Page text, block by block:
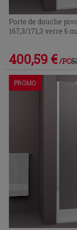
Porte de douche
167,3/171,3 verre 6
400,59 € /PC
PROMO